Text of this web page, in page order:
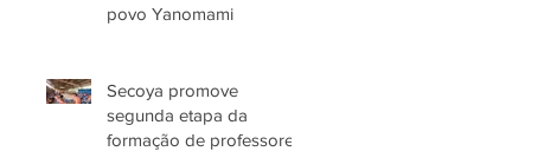
povo Yanomami
Secoya promove
segunda etapa da
formação de professores